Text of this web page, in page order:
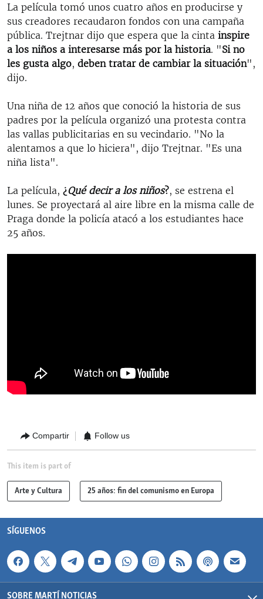
La película tomó unos cuatro años en producirse y
sus creadores recaudaron fondos con una campaña
pública. Trejtnar dijo que espera que la cinta inspire
a los niños a interesarse más por la historia. "Si no
les gusta algo, deben tratar de cambiar la situación",
dijo.
Una niña de 12 años que conoció la historia de sus
padres por la película organizó una protesta contra
las vallas publicitarias en su vecindario. "No la
alentamos a que lo hiciera", dijo Trejtnar. "Es una
niña lista".
La película, ¿Qué decir a los niños?, se estrena el
lunes. Se proyectará al aire libre en la misma calle de
Praga donde la policía atacó a los estudiantes hace
25 años.
Compartir Follow us
This item is part of
Arte y Cultura 25 años: fin del comunismo en Europa
SÍGUENOS
SOBRE MARTÍ NOTICIAS